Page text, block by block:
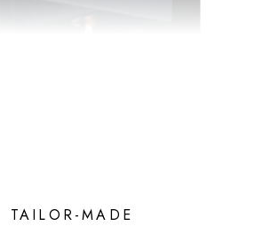
TAILOR-MADE